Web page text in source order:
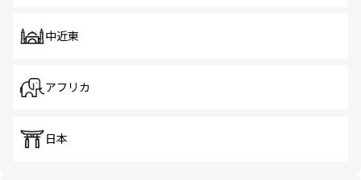
中近東
アフリカ
日本